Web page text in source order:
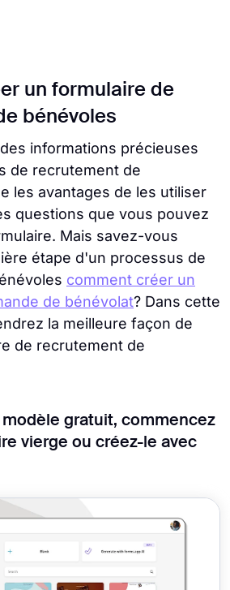
un formulaire de
bénévoles
informations précieuses
de recrutement de
les avantages de les utiliser
questions que vous pouvez
Mais savez-vous
étape d'un processus de
comment créer un
de bénévolat? Dans cette
la meilleure façon de
de recrutement de
modèle gratuit, commencez
vierge ou créez-le avec